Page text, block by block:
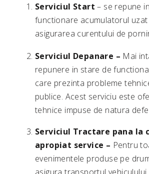
Serviciul Start – se repune
functionare acumulatorul
asigurarea curentului de
Serviciul Depanare – Mai
repunere in stare de
care prezinta probleme
publice. Acest serviciu este
tehnice impuse de natura
Serviciul Tractare pana la
apropiat service – Pentru
evenimentele produse pe
asigura transportul